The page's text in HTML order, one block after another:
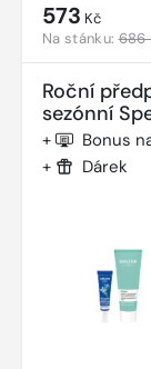
573 Kč
Na stánku:686
Roční
sezónní
+ Bonus
+ Dárek